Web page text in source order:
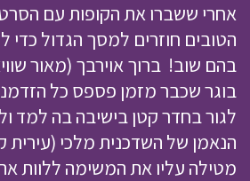
אחרי ששברו את הקופות עם
הטובים חוזרים למסך הגדול
בהם שוב! ברוך אוירבך (מאור
בוגר שכבר מזמן פספס כל
לגור בחדר קטן בישיבה בה למד
הנאמן של השדכנית מלכי (עירית
מטילה עליו את המשימה ללוות